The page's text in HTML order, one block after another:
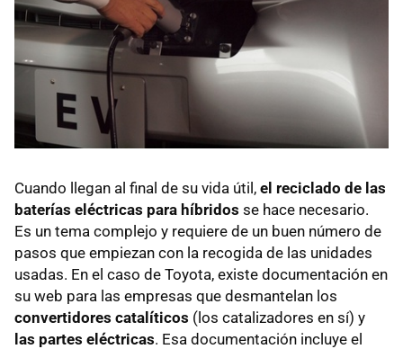
Cuando llegan al final de su vida útil, el reciclado de las
baterías eléctricas para híbridos se hace necesario.
Es un tema complejo y requiere de un buen número de
pasos que empiezan con la recogida de las unidades
usadas. En el caso de Toyota, existe documentación en
su web para las empresas que desmantelan los
convertidores catalíticos (los catalizadores en sí) y
las partes eléctricas. Esa documentación incluye el